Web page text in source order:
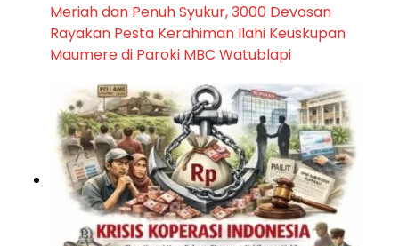
Meriah dan Penuh Syukur, 3000 Devosan
Rayakan Pesta Kerahiman Ilahi Keuskupan
Maumere di Paroki MBC Watublapi